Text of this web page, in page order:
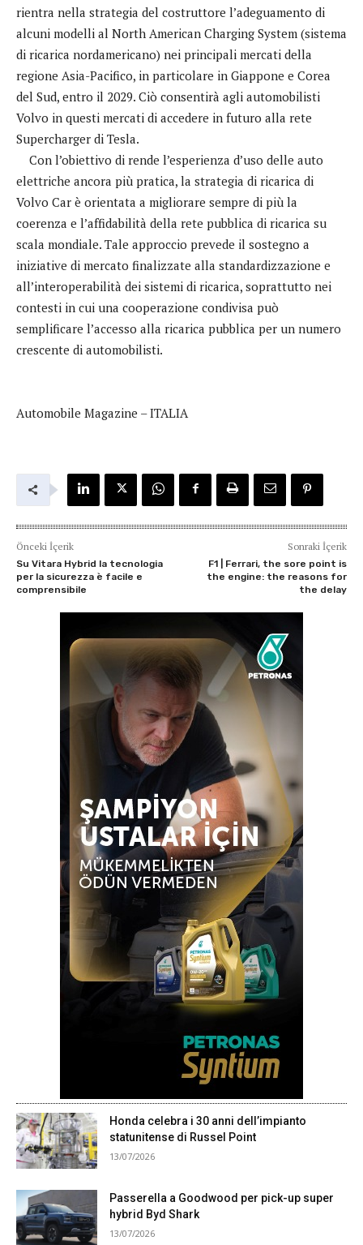
rientra nella strategia del costruttore l’adeguamento di
alcuni modelli al North American Charging System (sistema
di ricarica nordamericano) nei principali mercati della
regione Asia-Pacifico, in particolare in Giappone e Corea
del Sud, entro il 2029. Ciò consentirà agli automobilisti
Volvo in questi mercati di accedere in futuro alla rete
Supercharger di Tesla.
Con l’obiettivo di rende l’esperienza d’uso delle auto
elettriche ancora più pratica, la strategia di ricarica di
Volvo Car è orientata a migliorare sempre di più la
coerenza e l’affidabilità della rete pubblica di ricarica su
scala mondiale. Tale approccio prevede il sostegno a
iniziative di mercato finalizzate alla standardizzazione e
all’interoperabilità dei sistemi di ricarica, soprattutto nei
contesti in cui una cooperazione condivisa può
semplificare l’accesso alla ricarica pubblica per un numero
crescente di automobilisti.
Automobile Magazine – ITALIA
Önceki İçerik
Su Vitara Hybrid la tecnologia
per la sicurezza è facile e
comprensibile
Sonraki İçerik
F1 | Ferrari, the sore point is
the engine: the reasons for
the delay
Honda celebra i 30 anni dell’impianto
statunitense di Russel Point
13/07/2026
Passerella a Goodwood per pick-up super
hybrid Byd Shark
13/07/2026